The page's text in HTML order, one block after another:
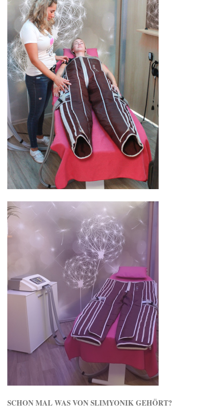
SCHON MAL WAS VON SLIMYONIK GEHÖRT?